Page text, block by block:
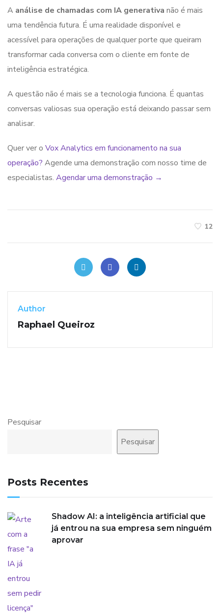
A análise de chamadas com IA generativa não é mais
uma tendência futura. É uma realidade disponível e
acessível para operações de qualquer porte que queiram
transformar cada conversa com o cliente em fonte de
inteligência estratégica.
A questão não é mais se a tecnologia funciona. É quantas
conversas valiosas sua operação está deixando passar sem
analisar.
Quer ver o Vox Analytics em funcionamento na sua
operação? Agende uma demonstração com nosso time de
especialistas. Agendar uma demonstração →
12
Author
Raphael Queiroz
Pesquisar
Pesquisar
Posts Recentes
Shadow AI: a inteligência artificial que
já entrou na sua empresa sem ninguém
aprovar